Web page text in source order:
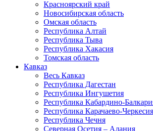
Красноярский край
Новосибирская область
Омская область
Республика Алтай
Республика Тыва
Республика Хакасия
Томская область
Кавказ
Весь Кавказ
Республика Дагестан
Республика Ингушетия
Республика Кабардино-
Республика Карачаево-Черкесия
Республика Чечня
Северная Осетия – Алания